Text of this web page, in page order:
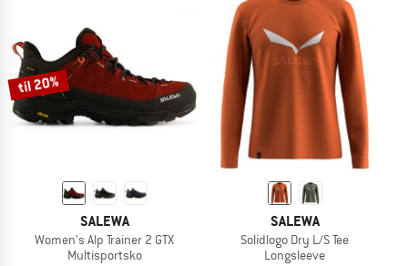
til 20%
SALEWA
Women's Alp Trainer 2 GTX
Multisportsko
SALEWA
Solidlogo Dry L/S Tee
Longsleeve